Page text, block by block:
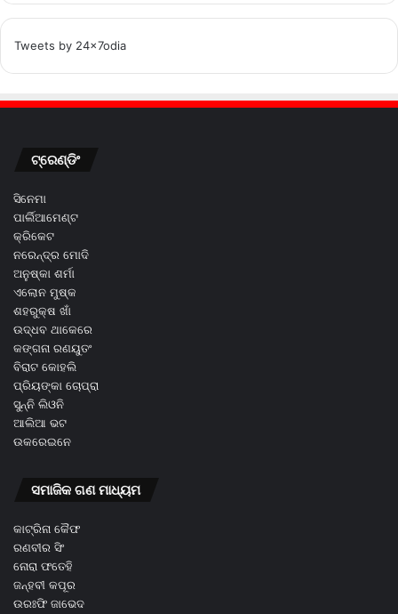
Tweets by 24x7odia
ଟ୍ରେଣ୍ଡିଂ
ସିନେମା
ପାର୍ଲିଆମେଣ୍ଟ
କ୍ରିକେଟ
ନରେନ୍ଦ୍ର ମୋଦି
ଅନୁଷ୍କା ଶର୍ମା
ଏଲୋନ ମୁଷ୍କ
ଶହରୁକ୍ଷ ଖାଁ
ଉଦ୍ଧବ ଥାକେରେ
କଙ୍ଗନା ରଣୟୁତଂ
ବିରାଟ କୋହଲି
ପ୍ରିୟଙ୍କା ଚୋପ୍ରା
ସୁନ୍ନି ଲିଓନି
ଆଲିଆ ଭଟ
ଉକରେଇନେ
ସମାଜିକ ଗଣ ମାଧ୍ୟମ
କାଟ୍ରିନା କୈଫ
ରଣବୀର ସିଂ
ନୋରା ଫତେହି
ଜନ୍ହବୀ କପୂର
ଉରଃଫି ଜାଭେଦ